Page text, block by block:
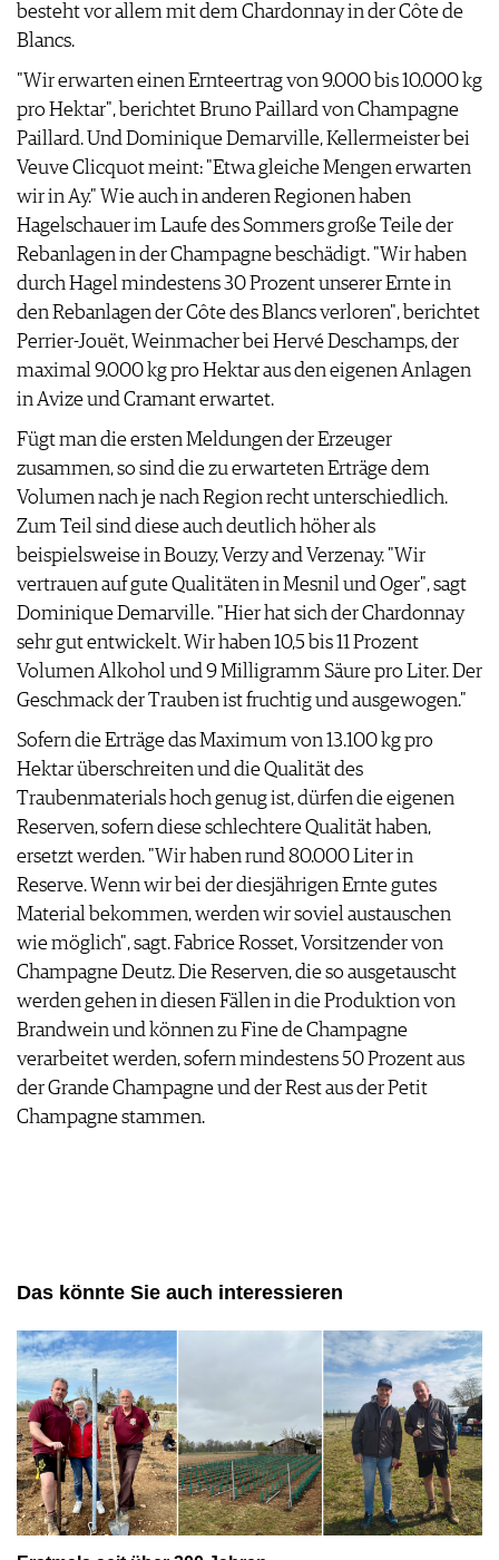
AGB & DATENSCHUTZ
FAQ
besteht vor allem mit dem Chardonnay in der Côte de
Blancs.
"Wir erwarten einen Ernteertrag von 9.000 bis 10.000 kg
pro Hektar", berichtet Bruno Paillard von Champagne
Paillard. Und Dominique Demarville, Kellermeister bei
Veuve Clicquot meint: "Etwa gleiche Mengen erwarten
wir in Ay." Wie auch in anderen Regionen haben
Hagelschauer im Laufe des Sommers große Teile der
Rebanlagen in der Champagne beschädigt. "Wir haben
durch Hagel mindestens 30 Prozent unserer Ernte in
den Rebanlagen der Côte des Blancs verloren", berichtet
Perrier-Jouët, Weinmacher bei Hervé Deschamps, der
maximal 9.000 kg pro Hektar aus den eigenen Anlagen
in Avize und Cramant erwartet.
Fügt man die ersten Meldungen der Erzeuger
zusammen, so sind die zu erwarteten Erträge dem
Volumen nach je nach Region recht unterschiedlich.
Zum Teil sind diese auch deutlich höher als
beispielsweise in Bouzy, Verzy and Verzenay. "Wir
vertrauen auf gute Qualitäten in Mesnil und Oger", sagt
Dominique Demarville. "Hier hat sich der Chardonnay
sehr gut entwickelt. Wir haben 10,5 bis 11 Prozent
Volumen Alkohol und 9 Milligramm Säure pro Liter. Der
Geschmack der Trauben ist fruchtig und ausgewogen."
Sofern die Erträge das Maximum von 13.100 kg pro
Hektar überschreiten und die Qualität des
Traubenmaterials hoch genug ist, dürfen die eigenen
Reserven, sofern diese schlechtere Qualität haben,
ersetzt werden. "Wir haben rund 80.000 Liter in
Reserve. Wenn wir bei der diesjährigen Ernte gutes
Material bekommen, werden wir soviel austauschen
wie möglich", sagt. Fabrice Rosset, Vorsitzender von
Champagne Deutz. Die Reserven, die so ausgetauscht
werden gehen in diesen Fällen in die Produktion von
Brandwein und können zu Fine de Champagne
verarbeitet werden, sofern mindestens 50 Prozent aus
der Grande Champagne und der Rest aus der Petit
Champagne stammen.
Das könnte Sie auch interessieren